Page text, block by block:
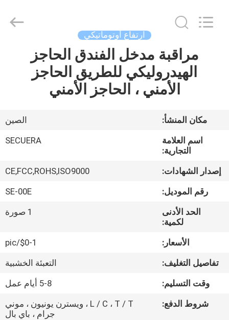
مسكن
معلومات
جولة
المعمل
مراقبة
الجودة
اتصل
CO.,LTD.
ارتفاع أوتوماتيكي
مراقبة مدخل الفندق الحاجز
الهيدروليكي للطريق الحاجز
الأمني ، الحاجز الأمني
مكان المنشأ:
الصين
اسم العلامة
التجارية:
SECUERA
إصدار الشهادات:
CE,FCC,ROHS,ISO9000
رقم الموديل:
SE-00E
الحد الأدنى
لكمية:
1 صورة
الأسعار:
$0-1/pic
تفاصيل التغليف:
التعبئة الخشبية
وقت التسليم:
5-8 أيام عمل
شروط الدفع:
L / C ، T / T ، ويسترن يونيون ، موني
جرام ، باي بال